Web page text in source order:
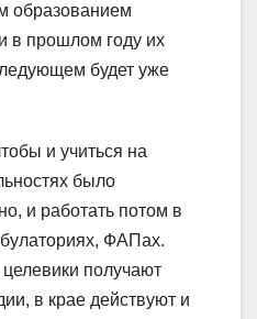
образованием
в прошлом году их
будет уже
и учиться на
было
и работать потом в
ФАПах.
получают
в крае действуют и